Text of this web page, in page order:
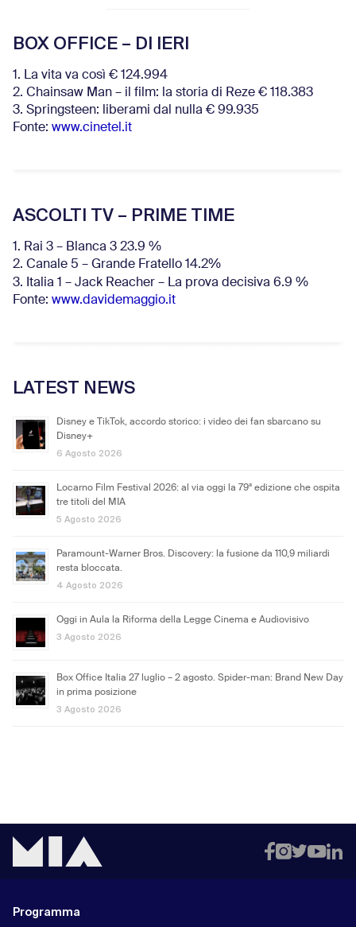
BOX OFFICE – DI IERI
1. La vita va così € 124.994
2. Chainsaw Man – il film: la storia di Reze € 118.383
3. Springsteen: liberami dal nulla € 99.935
Fonte: www.cinetel.it
ASCOLTI TV – PRIME TIME
1. Rai 3 – Blanca 3 23.9 %
2. Canale 5 – Grande Fratello 14.2%
3. Italia 1 – Jack Reacher – La prova decisiva 6.9 %
Fonte: www.davidemaggio.it
LATEST NEWS
Disney e TikTok, accordo storico: i video dei fan sbarcano su
Disney+
6 Agosto 2026
Locarno Film Festival 2026: al via oggi la 79ª edizione che ospita
tre titoli del MIA
5 Agosto 2026
Paramount-Warner Bros. Discovery: la fusione da 110,9 miliardi
resta bloccata.
4 Agosto 2026
Oggi in Aula la Riforma della Legge Cinema e Audiovisivo
3 Agosto 2026
Box Office Italia 27 luglio – 2 agosto. Spider-man: Brand New Day
in prima posizione
3 Agosto 2026
Programma